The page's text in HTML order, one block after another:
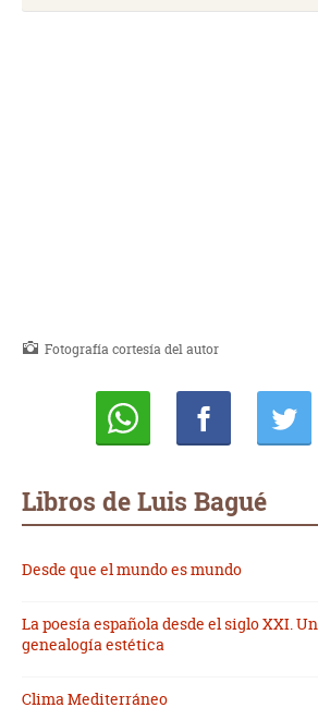
Fotografía cortesía del autor
Libros de Luis Bagué
Desde que el mundo es mundo
La poesía española desde el siglo XXI.
genealogía estética
Clima Mediterráneo